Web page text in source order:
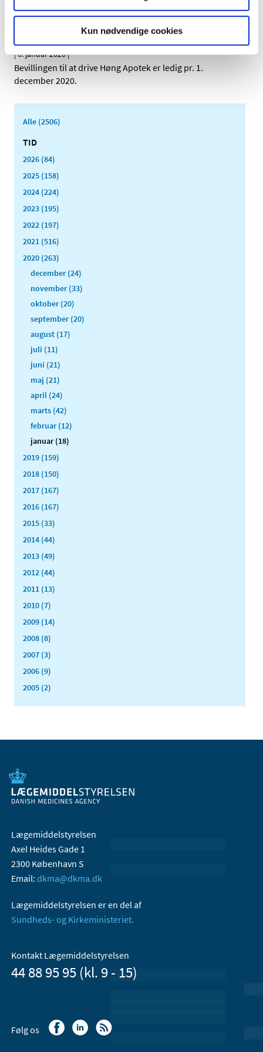
Kun nødvendige cookies
november 2020.
Ledig bevilling til Høng Apotek
|6. januar 2020|
Bevillingen til at drive Høng Apotek er ledig pr. 1.
december 2020.
Alle (2506)
TID
2026 (84)
2025 (158)
2024 (224)
2023 (195)
2022 (197)
2021 (516)
2020 (263)
december (24)
november (33)
oktober (20)
september (20)
august (17)
juli (11)
juni (21)
maj (21)
april (24)
marts (42)
februar (12)
januar (18)
2019 (159)
2018 (150)
2017 (167)
2016 (167)
2015 (33)
2014 (44)
2013 (49)
2012 (44)
2011 (13)
2010 (7)
2009 (14)
2008 (8)
2007 (3)
2006 (9)
2005 (2)
Lægemiddelstyrelsen
Axel Heides Gade 1
2300 København S
Email: dkma@dkma.dk
Lægemiddelstyrelsen er en del af
Sundheds- og Kirkeministeriet.
Kontakt Lægemiddelstyrelsen
44 88 95 95 (kl. 9 - 15)
Følg os